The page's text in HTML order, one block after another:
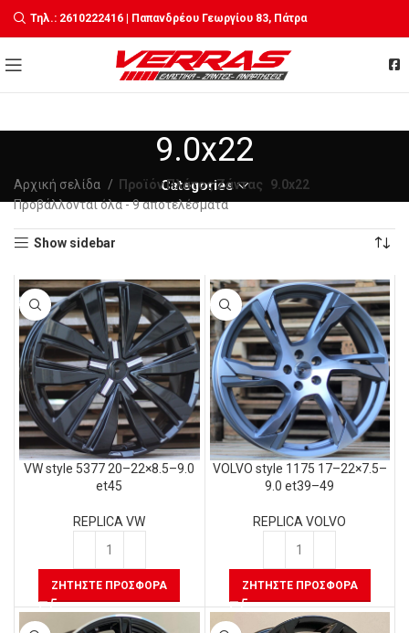
Τηλ.: 2610222416 | Παπανδρέου Γεωργίου 83, Πάτρα
9.0x22
Categories
Αρχική σελίδα Προϊόν Πλάτος Ζάντας
9.0x22
Προβάλλονται όλα - 9 αποτελέσματαSorted
Show sidebar
VW style 5377 20–22×8.5–9.0
et45
REPLICA VW
ΖΗΤΉΣΤΕ ΠΡΟΣΦΟΡΆ
VOLVO style 1175 17–22×7.5–
9.0 et39–49
REPLICA VOLVO
ΖΗΤΉΣΤΕ ΠΡΟΣΦΟΡΆ